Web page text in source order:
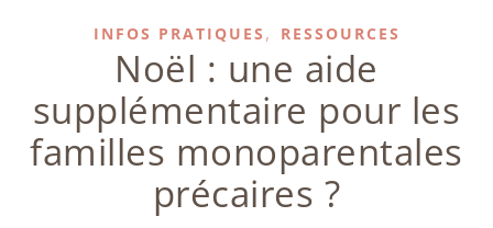
INFOS PRATIQUES , RESSOURCES
Noël : une aide
supplémentaire pour les
familles monoparentales
précaires ?